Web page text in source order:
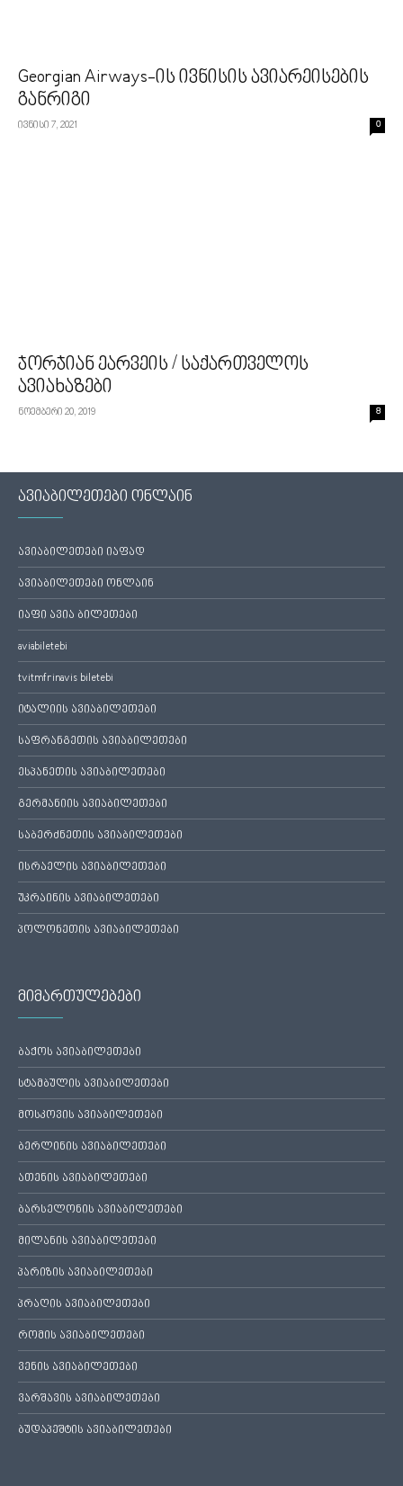
Georgian Airways-ის ივნისის ავიარეისების
განრიგი
ივნისი 7, 2021 0
ჯორჯიან ეარვეის / საქართველოს
ავიახაზები
ნოემბერი 20, 2019 8
ავიაბილეთები ონლაინ
ავიაბილეთები იაფად
ავიაბილეთები ონლაინ
იაფი ავია ბილეთები
aviabiletebi
tvitmfrinavis biletebi
იტალიის ავიაბილეთები
საფრანგეთის ავიაბილეთები
ესპანეთის ავიაბილეთები
გერმანიის ავიაბილეთები
საბერძნეთის ავიაბილეთები
ისრაელის ავიაბილეთები
უკრაინის ავიაბილეთები
პოლონეთის ავიაბილეთები
მიმართულებები
ბაქოს ავიაბილეთები
სტამბულის ავიაბილეთები
მოსკოვის ავიაბილეთები
ბერლინის ავიაბილეთები
ათენის ავიაბილეთები
ბარსელონის ავიაბილეთები
მილანის ავიაბილეთები
პარიზის ავიაბილეთები
პრაღის ავიაბილეთები
რომის ავიაბილეთები
ვენის ავიაბილეთები
ვარშავის ავიაბილეთები
ბუდაპეშტის ავიაბილეთები